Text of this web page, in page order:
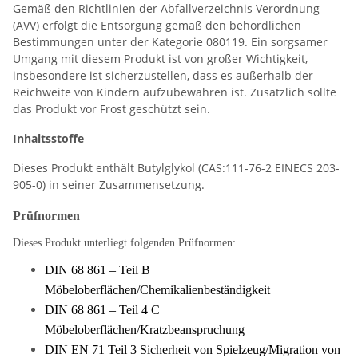
Gemäß den Richtlinien der Abfallverzeichnis Verordnung
(AVV) erfolgt die Entsorgung gemäß den behördlichen
Bestimmungen unter der Kategorie 080119. Ein sorgsamer
Umgang mit diesem Produkt ist von großer Wichtigkeit,
insbesondere ist sicherzustellen, dass es außerhalb der
Reichweite von Kindern aufzubewahren ist. Zusätzlich sollte
das Produkt vor Frost geschützt sein.
Inhaltsstoffe
Dieses Produkt enthält Butylglykol (CAS:111-76-2 EINECS 203-
905-0) in seiner Zusammensetzung.
Prüfnormen
Dieses Produkt unterliegt folgenden Prüfnormen:
DIN 68 861 – Teil B
Möbeloberflächen/Chemikalienbeständigkeit
DIN 68 861 – Teil 4 C
Möbeloberflächen/Kratzbeanspruchung
DIN EN 71 Teil 3 Sicherheit von Spielzeug/Migration von